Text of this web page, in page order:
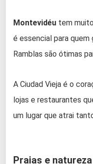
Montevidéu tem
é essencial para
Ramblas são ótimas
A Ciudad Vieja é o
lojas e restaurantes
um lugar que atrai
Praias e